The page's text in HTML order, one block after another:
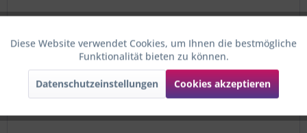
Funktionale Aktiv
Marketing Aktiv
Diese Website verwendet Cookies, um Ihnen die bestmögliche
Funktionalität bieten zu können.
Datenschutzeinstellungen Cookies akzeptieren